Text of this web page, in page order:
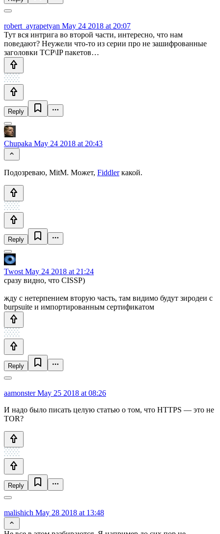
robert_ayrapetyan May 24 2018 at 20:07
Тут вся интрига во второй части, интересно, что нам
поведают? Неужели что-то из серии про не зашифрованные
заголовки TCP\IP пакетов…
Reply
Chupaka May 24 2018 at 20:43
Подозреваю, MitM. Может, Fiddlerкакой.
Reply
Twost May 24 2018 at 21:24
сразу видно, что CISSP)
жду с нетерпением вторую часть, там видимо будут зиродеи с
burpsuite и импортированным сертификатом
Reply
aamonsterMay 25 2018 at 08:26
И надо было писать целую статью о том, что HTTPS — это не
TOR?
Reply
malishich May 28 2018 at 13:48